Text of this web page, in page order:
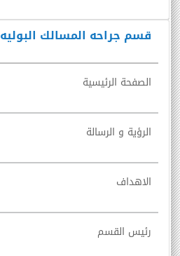
قسم جراحه المسالك البوليه
الصفحة الرئيسية
الرؤية و الرسالة
الاهداف
رئيس القسم